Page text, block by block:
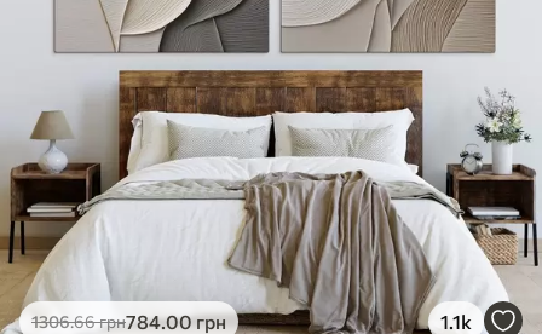
1306.66грн784.00грн 1.1k